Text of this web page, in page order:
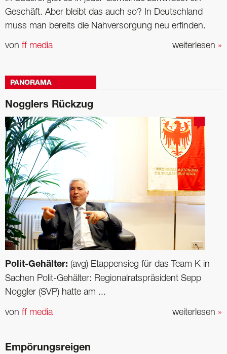
Geschäft. Aber bleibt das auch so? In Deutschland
muss man bereits die Nahversorgung neu erfinden.
weiterlesen »
von ff media
PANORAMA
Nogglers Rückzug
Polit-Gehälter: (avg) Etappensieg für das Team K in
Sachen Polit-Gehälter: Regionalratspräsident Sepp
Noggler (SVP) hatte am ...
weiterlesen »
von ff media
Empörungsreigen